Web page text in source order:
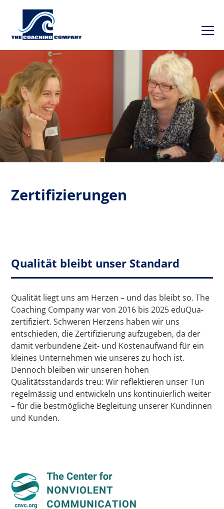
Zertifizierungen
Qualität bleibt unser Standard
Qualität liegt uns am Herzen – und das bleibt so. The
Coaching Company war von 2016 bis 2025 eduQua-
zertifiziert. Schweren Herzens haben wir uns
entschieden, die Zertifizierung aufzugeben, da der
damit verbundene Zeit- und Kostenaufwand für ein
kleines Unternehmen wie unseres zu hoch ist.
Dennoch bleiben wir unseren hohen
Qualitätsstandards treu: Wir reflektieren unser Tun
regelmässig und entwickeln uns kontinuierlich weiter
– für die bestmögliche Begleitung unserer Kundinnen
und Kunden.